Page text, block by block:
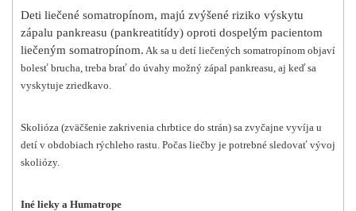
Deti liečené somatropínom, majú zvýšené riziko výskytu
zápalu pankreasu (pankreatitídy) oproti dospelým pacientom
liečeným somatropínom. Ak sa u detí liečených somatropínom objaví
bolesť brucha, treba brať do úvahy možný zápal pankreasu, aj keď sa
vyskytuje zriedkavo.
Skolióza (zväčšenie zakrivenia chrbtice do strán) sa zvyčajne vyvíja u
detí v obdobiach rýchleho rastu. Počas liečby je potrebné sledovať vývoj
skoliózy.
Iné lieky a Humatrope